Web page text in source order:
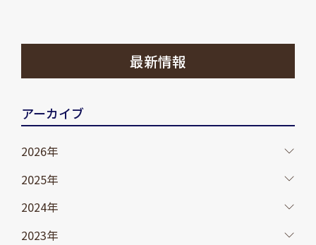
最新情報
アーカイブ
2026年
2025年
2024年
2023年